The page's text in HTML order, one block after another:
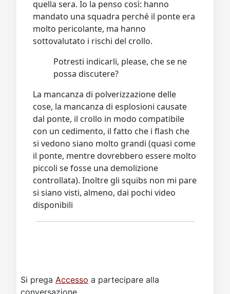
quella sera. Io la penso così: hanno
mandato una squadra perché il ponte era
molto pericolante, ma hanno
sottovalutato i rischi del crollo.
Potresti indicarli, please, che se ne
possa discutere?
La mancanza di polverizzazione delle
cose, la mancanza di esplosioni causate
dal ponte, il crollo in modo compatibile
con un cedimento, il fatto che i flash che
si vedono siano molto grandi (quasi come
il ponte, mentre dovrebbero essere molto
piccoli se fosse una demolizione
controllata). Inoltre gli squibs non mi pare
si siano visti, almeno, dai pochi video
disponibili
Si prega Accesso a partecipare alla
conversazione.